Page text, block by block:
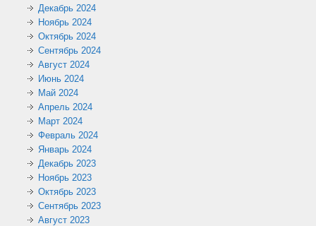
Декабрь 2024
Ноябрь 2024
Октябрь 2024
Сентябрь 2024
Август 2024
Июнь 2024
Май 2024
Апрель 2024
Март 2024
Февраль 2024
Январь 2024
Декабрь 2023
Ноябрь 2023
Октябрь 2023
Сентябрь 2023
Август 2023